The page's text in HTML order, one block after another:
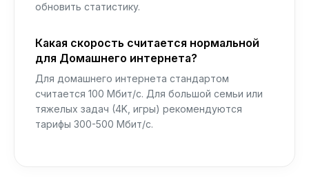
обновить статистику.
Какая скорость считается нормальной
для Домашнего интернета?
Для домашнего интернета стандартом
считается 100 Мбит/с. Для большой семьи или
тяжелых задач (4K, игры) рекомендуются
тарифы 300-500 Мбит/с.